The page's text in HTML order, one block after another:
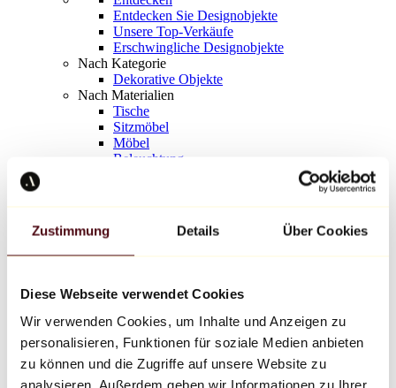
Zustimmung Details Über Cookies
Diese Webseite verwendet Cookies
Wir verwenden Cookies, um Inhalte und Anzeigen zu
personalisieren, Funktionen für soziale Medien anbieten
zu können und die Zugriffe auf unsere Website zu
analysieren. Außerdem geben wir Informationen zu Ihrer
Entdecken Sie Designobjekte
Unsere Top-Verkäufe
Erschwingliche Designobjekte
Nach Kategorie
Dekorative Objekte
Nach Materialien
Tische
Sitzmöbel
Möbel
Beleuchtung
Richard Orlinski
Keith Haring
Jeff Koons
Jean-Michel Basquiat
Alle Designer
Werk der Woche